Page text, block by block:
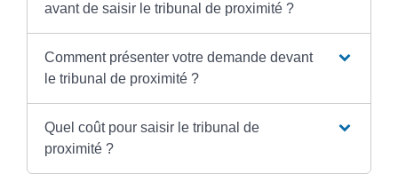
avant de saisir le tribunal de proximité ?
Comment présenter votre demande devant
le tribunal de proximité ?
Quel coût pour saisir le tribunal de
proximité ?